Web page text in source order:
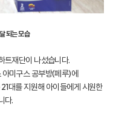
되는 모습
트재단이 나섰습니다.
미구스 공부방(페루)에
대를 지원해 아이들에게 시원한
다.